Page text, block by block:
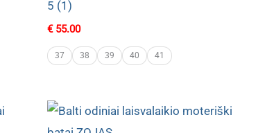
5 (1)
€55.00
37 38 39 40 41